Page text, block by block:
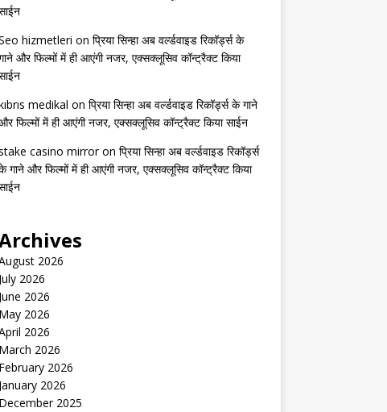
hizmetleri on प्रिया सिन्हा अब वर्ल्डवाइड रिकॉर्ड्स के
और फिल्मों में ही आएंगी नजर, एक्सक्लूसिव कॉन्ट्रैक्ट किया
medikal on प्रिया सिन्हा अब वर्ल्डवाइड रिकॉर्ड्स के गाने
फिल्मों में ही आएंगी नजर, एक्सक्लूसिव कॉन्ट्रैक्ट किया साईन
casino mirroron प्रिया सिन्हा अब वर्ल्डवाइड रिकॉर्ड्स
गाने और फिल्मों में ही आएंगी नजर, एक्सक्लूसिव कॉन्ट्रैक्ट किया
2026
July 2026
June 2026
May 2026
2026
March 2026
February 2026
January 2026
December 2025